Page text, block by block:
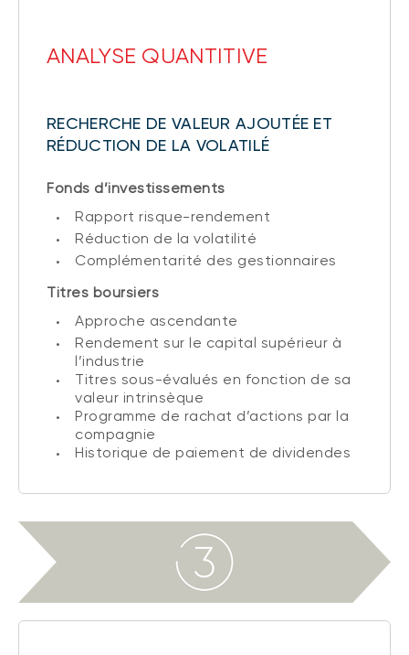
ANALYSE QUANTITIVE
RECHERCHE DE VALEUR AJOUTÉE ET
RÉDUCTION DE LA VOLATILÉ
Fonds d’investissements
Rapport risque-rendement
Réduction de la volatilité
Complémentarité des gestionnaires
Titres boursiers
Approche ascendante
Rendement sur le capital supérieur à
l’industrie
Titres sous-évalués en fonction de sa
valeur intrinsèque
Programme de rachat d’actions par la
compagnie
Historique de paiement de dividendes